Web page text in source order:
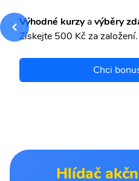
Výhodné kurzyavýběry
Získejte 500 Kč za založení.
Chci
Hlídač